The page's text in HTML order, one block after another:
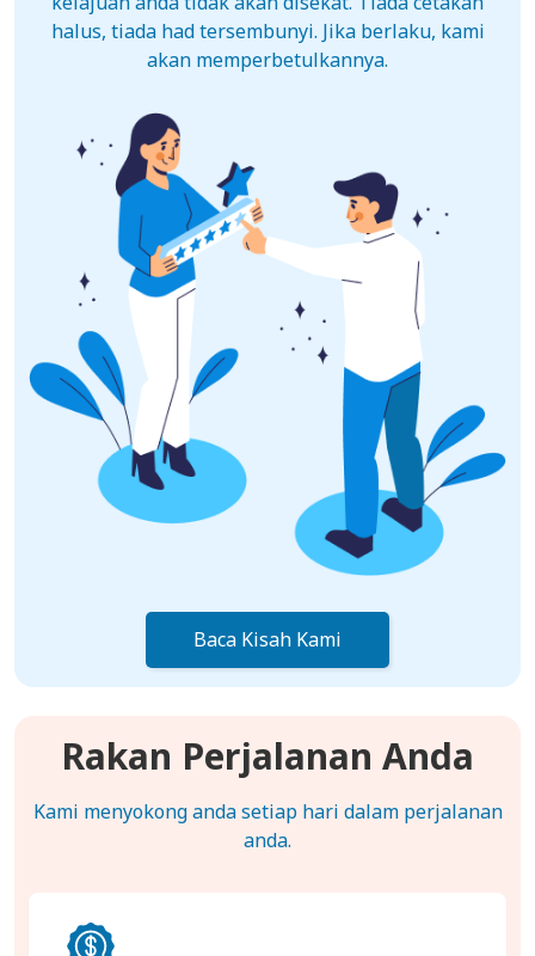
halus, tiada had tersembunyi. Jika berlaku, kami
akan memperbetulkannya.
Baca Kisah Kami
Rakan Perjalanan Anda
Kami menyokong anda setiap hari dalam perjalanan
anda.